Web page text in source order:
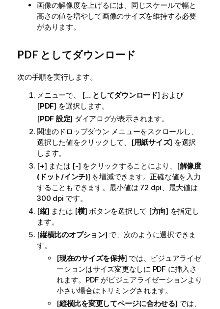
画像の解像度を上げるには、同じスケールで幅と
高さの値を増やして画像のサイズを維持する必要
があります。
PDF としてダウンロード
次の手順を実行します。
メニューで、 [... としてダウンロード] および
[PDF] を選択します。
[PDF 設定] ダイアログが表示されます。
関連のドロップダウン メニューをスクロールし、
選択した値をクリックして、[用紙サイズ] を選択
します。
[+] または [-] をクリックすることにより、[解像度
(ドット/インチ)] を増減できます。正確な値を入力
することもできます。最小値は 72 dpi、最大値は
300 dpi です。
[縦] または [横] ボタンを選択して [方向] を指定し
ます。
[縦横比のオプション] で、次のように選択できま
す。
[現在のサイズを保持] では、ビジュアライゼ
ーションはサイズ変更なしに PDF に挿入さ
れます。 PDF がビジュアライゼーションより
小さい場合はトリミングされます。
[縦横比を変更してページに合わせる] では、